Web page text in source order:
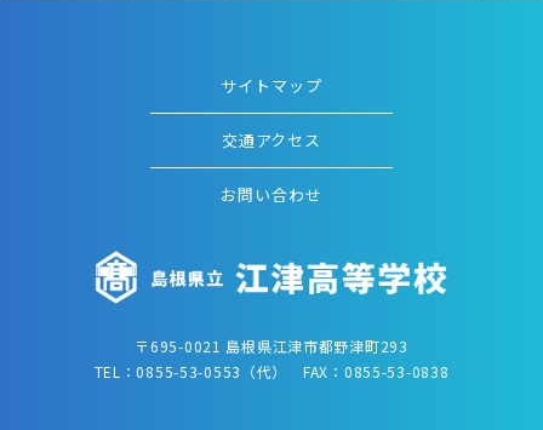
サイトマップ
交通アクセス
お問い合わせ
〒695-0021 島根県江津市都野津町293
TEL：0855-53-0553（代） FAX：0855-53-0838